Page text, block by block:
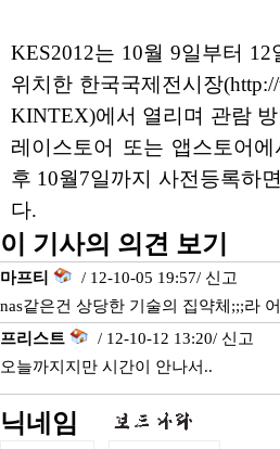
KES2012는 10월 9일부터
위치한 한국국제전시장
KINTEX)에서 열리며 관람
레이스토어 또는 앱스토어
후 10월7일까지 사전등록하
다.
이 기사의 의견 보기
마프티 / 12-10-05 19:57/ 신고
nas같은건 상당한 기술의 집약체;;;라
프리스트
/ 12-10-12 13:20/ 신고
오늘까지지만 시간이 안나서..
닉네임